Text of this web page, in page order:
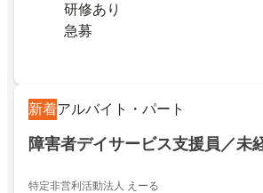
研修あり
急募
新着アルバイト・パート
障害者デイサービス支援員／未
特定非営利活動法人 えーる